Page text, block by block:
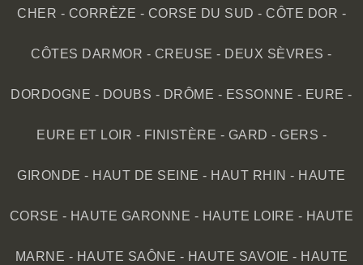
CHER - CORRÈZE - CORSE DU SUD - CÔTE DOR -
CÔTES DARMOR - CREUSE - DEUX SÈVRES -
DORDOGNE - DOUBS - DRÔME - ESSONNE - EURE -
EURE ET LOIR - FINISTÈRE - GARD - GERS -
GIRONDE - HAUT DE SEINE - HAUT RHIN - HAUTE
CORSE - HAUTE GARONNE - HAUTE LOIRE - HAUTE
MARNE - HAUTE SAÔNE - HAUTE SAVOIE - HAUTE